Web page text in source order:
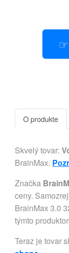
O produkte
Skvelý tovar:
BrainMax.
Značka
ceny.
BrainMax 3.0
týmto
Teraz je tovar